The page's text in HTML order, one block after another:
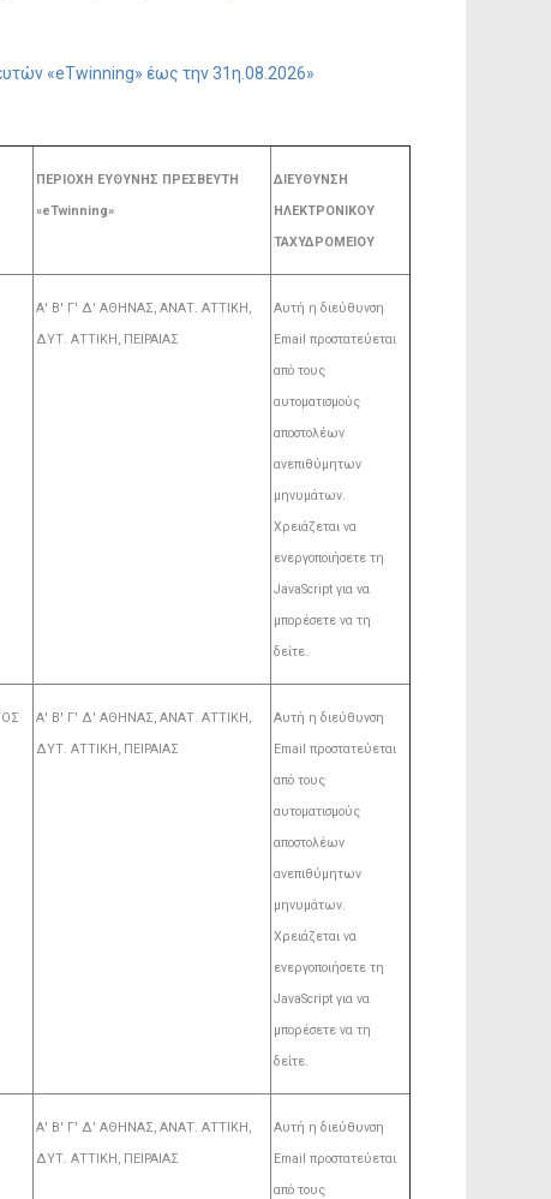
«eTwinning» έως την 31η.08.2026»
ΠΕΡΙΟΧΗ ΕΥΘΥΝΗΣ ΠΡΕΣΒΕΥΤΗ
«eTwinning»
ΔΙΕΥΘΥΝΣΗ
ΗΛΕΚΤΡΟΝΙΚΟΥ
ΤΑΧΥΔΡΟΜΕΙΟΥ
Α' Β' Γ' Δ' ΑΘΗΝΑΣ, ΑΝΑΤ. AΤΤΙΚΗ,
ΔΥΤ. ΑΤΤΙΚΗ, ΠΕΙΡΑΙΑΣ
Αυτή η διεύθυνση
Email προστατεύεται
από τους
αυτοματισμούς
αποστολέων
ανεπιθύμητων
μηνυμάτων.
Χρειάζεται να
ενεργοποιήσετε τη
JavaScript για να
μπορέσετε να τη
δείτε.
Α' Β' Γ' Δ' ΑΘΗΝΑΣ, ΑΝΑΤ. AΤΤΙΚΗ,
ΔΥΤ. ΑΤΤΙΚΗ, ΠΕΙΡΑΙΑΣ
Αυτή η διεύθυνση
Email προστατεύεται
από τους
αυτοματισμούς
αποστολέων
ανεπιθύμητων
μηνυμάτων.
Χρειάζεται να
ενεργοποιήσετε τη
JavaScript για να
μπορέσετε να τη
δείτε.
Α' Β' Γ' Δ' ΑΘΗΝΑΣ, ΑΝΑΤ. AΤΤΙΚΗ,
ΔΥΤ. ΑΤΤΙΚΗ, ΠΕΙΡΑΙΑΣ
Αυτή η διεύθυνση
Email προστατεύεται
από τους